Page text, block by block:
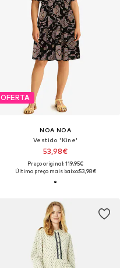
OFERTA
NOA NOA
Vestido 'Kine'
53,98€
Preço original: 119,95€
Último preço mais baixo:53,98€